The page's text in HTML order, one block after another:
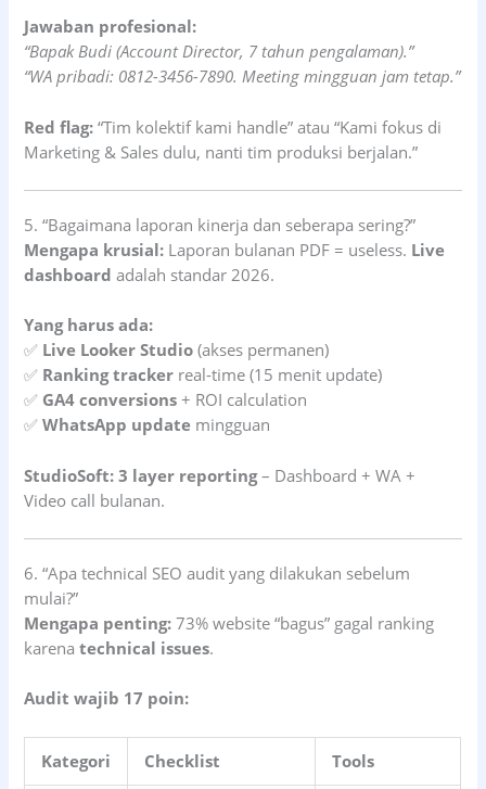
Jawaban profesional:
“Bapak Budi (Account Director, 7 tahun pengalaman).”
“WA pribadi: 0812-3456-7890. Meeting mingguan jam tetap.”
Red flag: “Tim kolektif kami handle” atau “Kami fokus di
Marketing & Sales dulu, nanti tim produksi berjalan.”
5. “Bagaimana laporan kinerja dan seberapa sering?”
Mengapa krusial: Laporan bulanan PDF = useless. Live
dashboard adalah standar 2026.
Yang harus ada:
✅ Live Looker Studio (akses permanen)
✅ Ranking tracker real-time (15 menit update)
✅ GA4 conversions + ROI calculation
✅WhatsApp update mingguan
StudioSoft: 3 layer reporting– Dashboard + WA +
Video call bulanan.
6. “Apa technical SEO audit yang dilakukan sebelum
mulai?”
Mengapa penting: 73% website “bagus” gagal ranking
karenatechnical issues.
Audit wajib 17 poin:
Kategori Checklist Tools